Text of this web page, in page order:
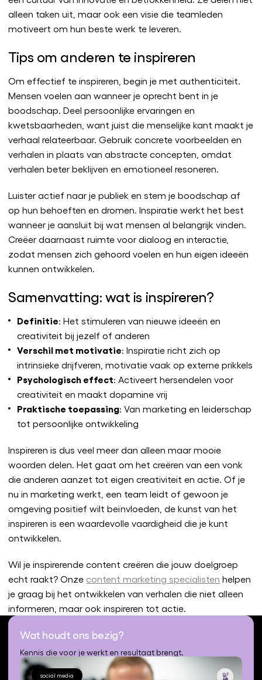
alleen taken uit, maar ook een visie die teamleden
motiveert om hun beste werk te leveren.
Tips om anderen te inspireren
Om effectief te inspireren, begin je met authenticiteit.
Mensen voelen aan wanneer je oprecht bent in je
boodschap. Deel persoonlijke ervaringen en
kwetsbaarheden, want juist die menselijke kant maakt je
verhaal relateerbaar. Gebruik concrete voorbeelden en
verhalen in plaats van abstracte concepten, omdat
verhalen beter beklijven en emotioneel resoneren.
Luister actief naar je publiek en stem je boodschap af
op hun behoeften en dromen. Inspiratie werkt het best
wanneer je aansluit bij wat mensen al belangrijk vinden.
Creëer daarnaast ruimte voor dialoog en interactie,
zodat mensen zich gehoord voelen en hun eigen ideeën
kunnen ontwikkelen.
Samenvatting: wat is inspireren?
Definitie: Het stimuleren van nieuwe ideeën en
creativiteit bij jezelf of anderen
Verschil met motivatie: Inspiratie richt zich op
intrinsieke drijfveren, motivatie vaak op externe prikkels
Psychologisch effect: Activeert hersendelen voor
creativiteit en maakt dopamine vrij
Praktische toepassing: Van marketing en leiderschap
tot persoonlijke ontwikkeling
Inspireren is dus veel meer dan alleen maar mooie
woorden delen. Het gaat om het creëren van een vonk
die anderen aanzet tot eigen creativiteit en actie. Of je
nu in marketing werkt, een team leidt of gewoon je
omgeving positief wilt beïnvloeden, de kunst van het
inspireren is een waardevolle vaardigheid die je kunt
ontwikkelen.
Wil je inspirerende content creëren die jouw doelgroep
echt raakt? Onze content marketing specialisten helpen
je graag bij het ontwikkelen van verhalen die niet alleen
informeren, maar ook inspireren tot actie.
Wat houdt ons bezig?
Kennis die voor je werkt en resultaat brengt.
social media